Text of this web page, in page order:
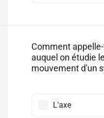
Comment
auquel on étudie le
mouvement d'un
L'axe